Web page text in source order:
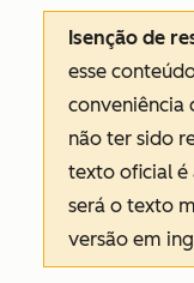
Isenção de
esse
conveniência
não ter sido
texto oficial é
será o texto
versão em